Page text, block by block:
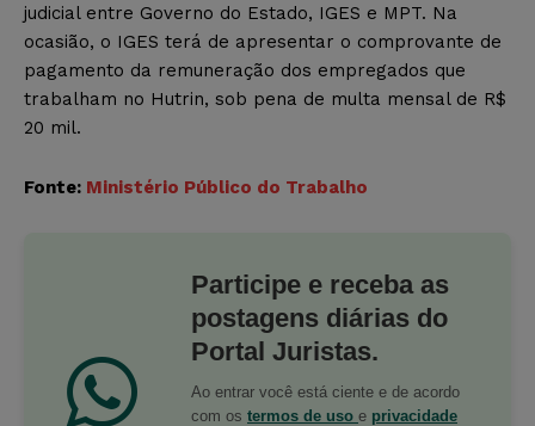
judicial entre Governo do Estado, IGES e MPT. Na
ocasião, o IGES terá de apresentar o comprovante de
pagamento da remuneração dos empregados que
trabalham no Hutrin, sob pena de multa mensal de R$
20 mil.
Fonte: Ministério Público do Trabalho
Participe e receba as
postagens diárias do
Portal Juristas.
Ao entrar você está ciente e de acordo
com os termos de uso e privacidade